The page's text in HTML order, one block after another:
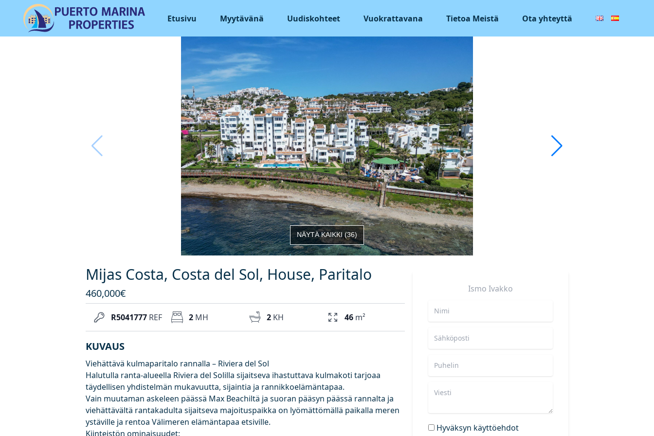
Etusivu Myytävänä Uudiskohteet Vuokrattavana Tietoa Meistä Ota yhteyttä
NÄYTÄ KAIKKI(36)
Mijas Costa, Costa del Sol, House, Paritalo
460,000€
R5041777 REF 2 MH 2 KH 46 m²
KUVAUS
Viehättävä kulmaparitalo rannalla – Riviera del Sol
Halutulla ranta-alueella Riviera del Solilla sijaitseva ihastuttava kulmakoti tarjoaa
täydellisen yhdistelmän mukavuutta, sijaintia ja rannikkoelämäntapaa.
Vain muutaman askeleen päässä Max Beachiltä ja suoran pääsyn päässä rannalta ja
viehättävältä rantakadulta sijaitseva majoituspaikka on lyömättömällä paikalla meren
ystäville ja rentoa Välimeren elämäntapaa etsiville.
Kiinteistön ominaisuudet:
Ismo Ivakko
Hyväksyn käyttöehdot